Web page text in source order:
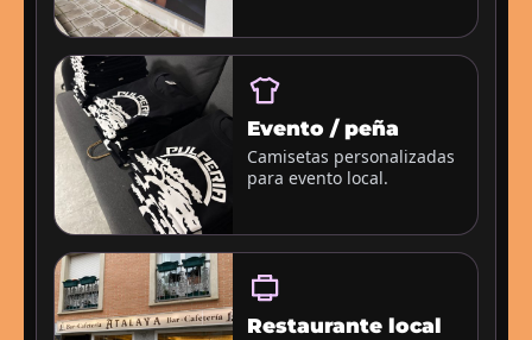
Evento / peña
Camisetas personalizadas
para evento local.
Restaurante local